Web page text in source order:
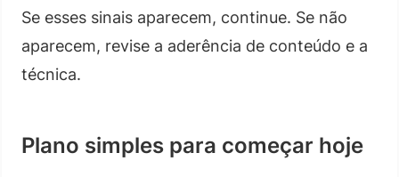
Se esses sinais aparecem, continue. Se não
aparecem, revise a aderência de conteúdo e a
técnica.
Plano simples para começar hoje